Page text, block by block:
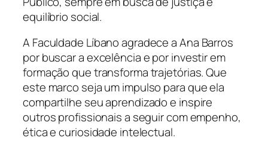
equilíbrio social.
A Faculdade Líbano agradece a Ana Barros
por buscar a excelência e por investir em
formação que transforma trajetórias. Que
este marco seja um impulso para que ela
compartilhe seu aprendizado e inspire
outros profissionais a seguir com empenho,
ética e curiosidade intelectual.